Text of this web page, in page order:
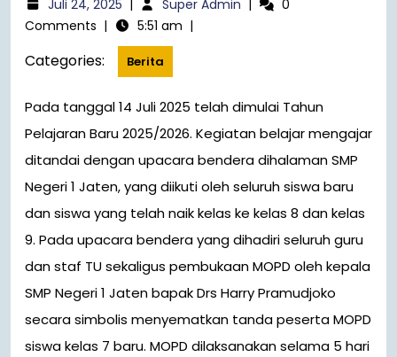
Juli 24, 2025 | Super Admin |
0
Comments | 5:51 am |
Categories: Berita
Pada tanggal 14 Juli 2025 telah dimulai Tahun
Pelajaran Baru 2025/2026. Kegiatan belajar mengajar
ditandai dengan upacara bendera dihalaman SMP
Negeri 1 Jaten, yang diikuti oleh seluruh siswa baru
dan siswa yang telah naik kelas ke kelas 8 dan kelas
9. Pada upacara bendera yang dihadiri seluruh guru
dan staf TU sekaligus pembukaan MOPD oleh kepala
SMP Negeri 1 Jaten bapak Drs Harry Pramudjoko
secara simbolis menyematkan tanda peserta MOPD
siswa kelas 7 baru. MOPD dilaksanakan selama 5 hari